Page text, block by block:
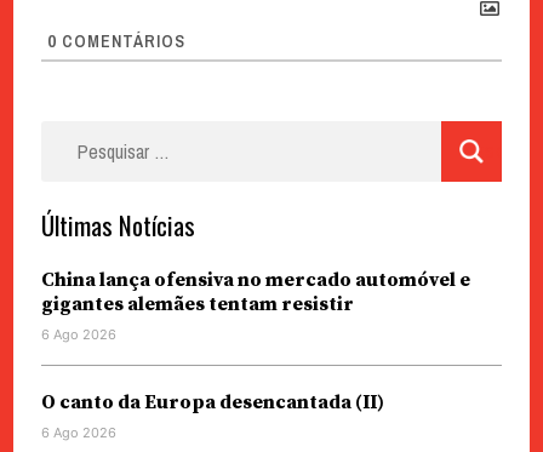
0 COMENTÁRIOS
Últimas Notícias
China lança ofensiva no mercado automóvel e
gigantes alemães tentam resistir
6 Ago 2026
O canto da Europa desencantada (II)
6 Ago 2026